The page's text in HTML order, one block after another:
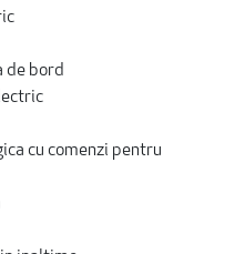
de bord
cu comenzi pentru